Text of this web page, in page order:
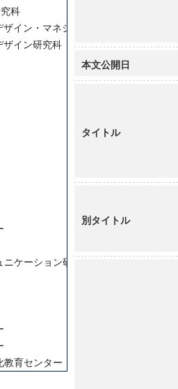
科
イン・マネジメント研究科
ザイン研究科
ケーション研究所
教育センター
本文公開日
タイトル
別タイトル